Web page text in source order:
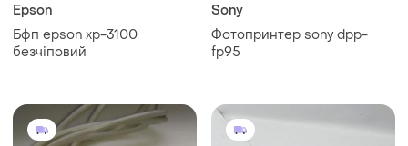
Epson
Бфп epson xp-3100
безчіповий
Sony
Фотопринтер sony dpp-
fp95